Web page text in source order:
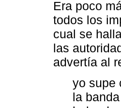
Era poco
todos los
cual se
las
advertía al
yo supe
la